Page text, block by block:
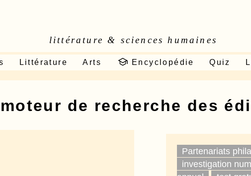
littérature & sciences humaines
Littérature Arts Encyclopédie Quiz
de recherche des
Partenariats
investigation